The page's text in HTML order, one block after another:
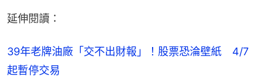
延伸閱讀：
39年老牌油廠「交不出財報」！股票恐淪壁紙　4/7
起暫停交易